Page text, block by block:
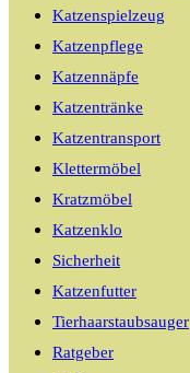
Katzenspielzeug
Katzenpflege
Katzennäpfe
Katzentränke
Katzentransport
Klettermöbel
Kratzmöbel
Katzenklo
Sicherheit
Katzenfutter
Tierhaarstaubsauger
Ratgeber